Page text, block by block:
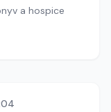
a hospice